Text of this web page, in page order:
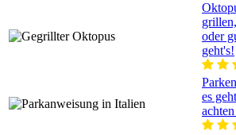
oder
geht's!
es